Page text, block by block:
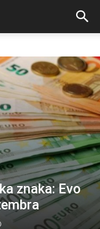
znaka: Evo